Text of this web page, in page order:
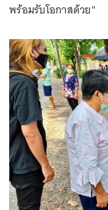
พร้อมรับโอกาสด้วย"